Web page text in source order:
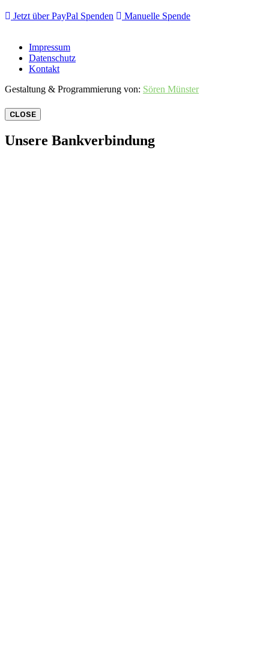
Jetzt über PayPal Spenden Manuelle Spende
Impressum
Datenschutz
Kontakt
Gestaltung & Programmierung von: Sören Münster
CLOSE
Unsere Bankverbindung